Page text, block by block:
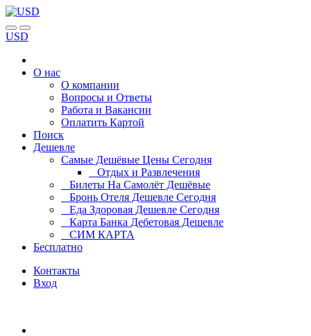
USD
О нас
О компании
Вопросы и Ответы
Работа и Вакансии
Оплатить Картой
Поиск
Дешевле
Самые Дешёвые Цены Сегодня
Отдых и Развлечения
Билеты На Самолёт Дешёвые
Бронь Отеля Дешевле Сегодня
Еда Здоровая Дешевле Сегодня
Карта Банка Дебетовая Дешевле
СИМ КАРТА
Бесплатно
Контакты
Вход